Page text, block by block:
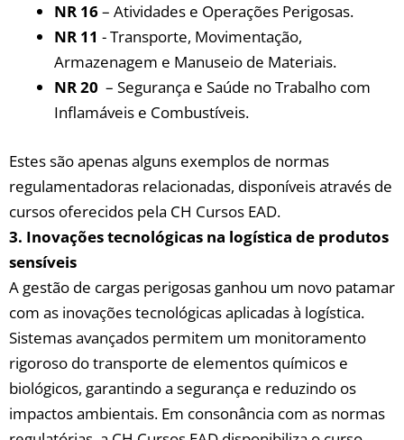
NR⁤ 16– Atividades e⁤ Operações Perigosas.
NR 11 ‌- ‍Transporte, Movimentação,‍
Armazenagem e Manuseio de Materiais.
NR 20 ⁤ – Segurança e Saúde⁣ no Trabalho ‍com
Inflamáveis‌ e ⁣Combustíveis.
Estes são apenas ⁣alguns exemplos de‌ normas
regulamentadoras relacionadas, disponíveis ‍através de
cursos⁣ oferecidos pela CH Cursos EAD.
3.‌ Inovações tecnológicas ⁢na logística de produtos
sensíveis
A‍ gestão ‍de ⁢cargas perigosas ganhou um novo‌ patamar
com as‍ inovações tecnológicas ‍aplicadas ⁢à⁤ logística.
Sistemas ‌avançados permitem ⁣um‌ monitoramento
rigoroso ⁤do transporte‍ de​ elementos químicos e
biológicos, garantindo a segurança e reduzindo os⁢
impactos ambientais. ⁢Em⁢ consonância⁢ com as normas